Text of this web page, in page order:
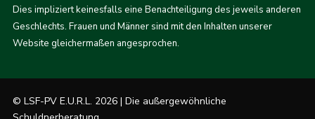
Dies impliziert keinesfalls eine Benachteiligung des jeweils anderen
Geschlechts. Frauen und Männer sind mit den Inhalten unserer
Website gleichermaßen angesprochen.
© LSF-PV E.U.R.L. 2026 | Die außergewöhnliche